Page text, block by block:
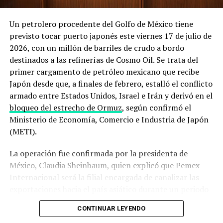
Irán obtenga armas nucleares y garantizar la libre
recogido en su sitio oficial, la administración
estadounidenseafirmó mantener un control naval total
sobre la zona , mientras que el Departamento de Defensa
detalló quedespliega escoltas militares para intentar
que embarcaciones comerciales puedan salir del Golfo
Pérsicopese a las hostilidades.
El derribo del dron y los ataques a
buques que encendieron las alarmas
La secuencia de incidentes de los últimos días ilustra el
deterioro acelerado de la situación. El 31 de julio, un
buque metanero cargado con gas natural licuado catarí
aguas cercanas a la entrada sur del estrecho, frente a las
costas de Omán, lo que le provocó daños severos en su
Un petrolero procedente del Golfo de México tiene
previsto tocar puerto japonés este viernes 17 de julio de
2026, con un millón de barriles de crudo a bordo
destinados a las refinerías de Cosmo Oil. Se trata del
primer cargamento de petróleo mexicano que recibe
Japón desde que, a finales de febrero, estalló el conflicto
armado entre Estados Unidos, Israel e Irán y derivó en el
bloqueo del estrecho de Ormuz, según confirmó el
Ministerio de Economía, Comercio e Industria de Japón
(METI).
La operación fue confirmada por la presidenta de
México, Claudia Sheinbaum, quien explicó que Pemex
Internacional será la filial encargada de canalizar las
que, hasta ahora, no ha sido precisado por el gobierno
mexicano.
CONTINUAR LEYENDO